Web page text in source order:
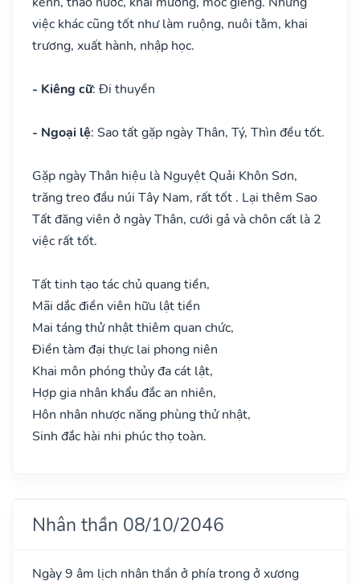
việc khác cũng tốt như làm ruộng, nuôi tằm, khai
trương, xuất hành, nhập học.
- Kiêng cữ: Đi thuyền
- Ngoại lệ: Sao tất gặp ngày Thân, Tý, Thìn đều tốt.
Gặp ngày Thân hiệu là Nguyệt Quải Khôn Sơn,
trăng treo đầu núi Tây Nam, rất tốt . Lại thêm Sao
Tất đăng viên ở ngày Thân, cưới gả và chôn cất là 2
việc rất tốt.
Tất tinh tạo tác chủ quang tiền,
Mãi dắc điền viên hữu lật tiền
Mai táng thử nhật thiêm quan chức,
Điền tàm đại thực lai phong niên
Khai môn phóng thủy đa cát lật,
Hợp gia nhân khẩu đắc an nhiên,
Hôn nhân nhược năng phùng thử nhật,
Sinh đắc hài nhi phúc thọ toàn.
Nhân thần 08/10/2046
Ngày 9 âm lịch nhân thần ở phía trong ở xương